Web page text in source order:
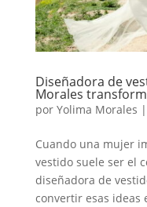
Diseñadora de
Morales
por Yolima Morales |
Cuando una mujer
vestido suele ser el
diseñadora de
convertir esas ideas